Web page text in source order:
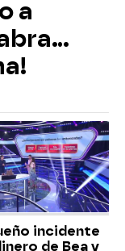
a
incidente
de Bea y